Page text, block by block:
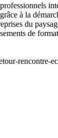
à la
du
de
rencontre-